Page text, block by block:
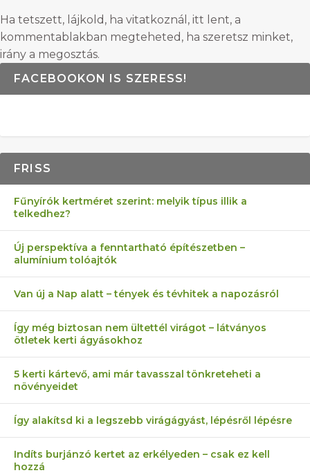
Ha tetszett, lájkold, ha vitatkoznál, itt lent, a
kommentablakban megteheted, ha szeretsz minket,
irány a megosztás.
FACEBOOKON IS SZERESS!
FRISS
Fűnyírók kertméret szerint: melyik típus illik a
telkedhez?
Új perspektíva a fenntartható építészetben –
alumínium tolóajtók
Van új a Nap alatt – tények és tévhitek a napozásról
Így még biztosan nem ültettél virágot – látványos
ötletek kerti ágyásokhoz
5 kerti kártevő, ami már tavasszal tönkreteheti a
növényeidet
Így alakítsd ki a legszebb virágágyást, lépésről lépésre
Indíts burjánzó kertet az erkélyeden – csak ez kell
hozzá